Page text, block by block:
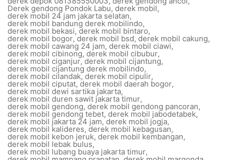
Derek gendong Pondok Labu, derek mobil,
derek mobil 24 jam jakarta selatan,
derek mobil bandung derek mobilindo,
derek mobil bekasi, derek mobil bintaro,
derek mobil bogor,derek mobil bsd, derek mobil cakung,
derek mobil cawang 24 jam, derek mobil ciawi,
derek mobil cibinong, derek mobil cibubur,
derek mobil ciganjur,derek mobil cijantung,
derek mobil cijantung derek mobilindo,
derek mobil cilandak,derek mobil cipulir,
derek mobil ciputat, derek mobil daerah bogor,
derek mobil dewi sartika jakarta,
derek mobil duren sawit jakarta timur,
derek mobil gendong, derek mobil gendong pancoran,
derek mobil gendong tebet, derek mobil jabodetabek,
derek mobil jakarta 24 jam,derek mobil jogja,
derek mobil kalideres, derek mobil kebagusan,
derek mobil kebon jeruk, derek mobil kembangan,
derek mobil lebak bulus,
derek mobil lubang buaya jakarta timur,